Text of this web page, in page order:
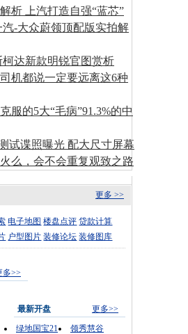
析 上汽打造自强“蓝芯”
-大众蔚领顶配版实拍解
达新款明锐官图赏析
机都说一定要远离这6种
服的5大“毛病”91.3%的中
试谍照曝光 配大尺寸屏幕
么，会不会重复观致之路
更多 >>
电子地图 楼盘点评 贷款计算
户型图片 装修论坛 装修图库
多>>
最新开盘
更多>>
绿地国宝21
领秀慧谷